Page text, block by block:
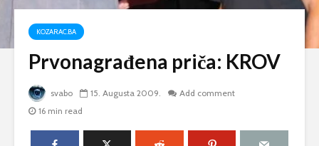
KOZARAC.BA
Prvonagrađena priča: KROV
svabo 15. Augusta 2009.
Add comment
16 min read